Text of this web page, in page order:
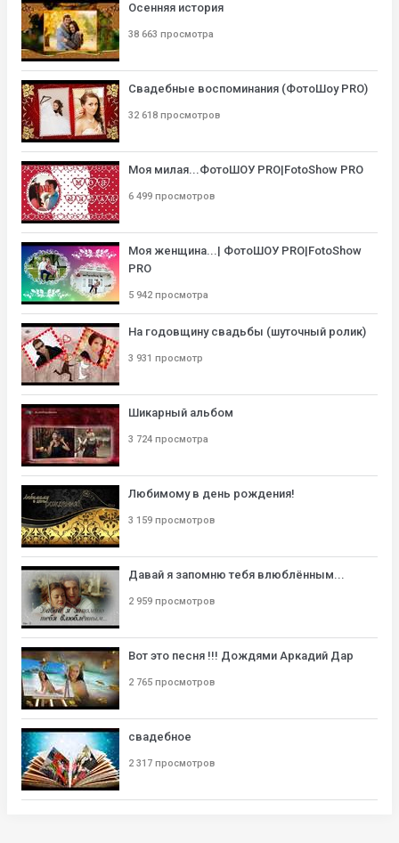
Осенняя история
38 663 просмотра
Свадебные воспоминания (ФотоШоу PRO)
32 618 просмотров
Моя милая...ФотоШОУ PRO|FotoShow PRO
6 499 просмотров
Моя женщина...| ФотоШОУ PRO|FotoShow
PRO
5 942 просмотра
На годовщину свадьбы (шуточный ролик)
3 931 просмотр
Шикарный альбом
3 724 просмотра
Любимому в день рождения!
3 159 просмотров
Давай я запомню тебя влюблённым...
2 959 просмотров
Вот это песня !!! Дождями Аркадий Дар
2 765 просмотров
свадебное
2 317 просмотров